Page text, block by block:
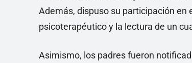
Además, dispuso su participación
psicoterapéutico y la lectura de un
Asimismo, los padres fueron